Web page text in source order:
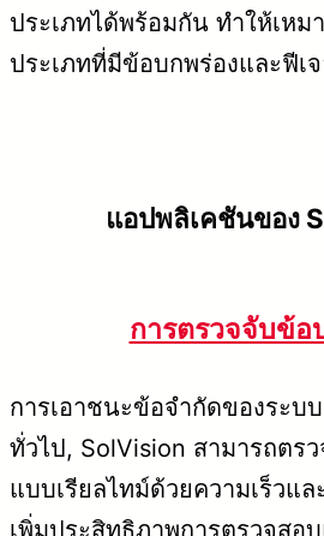
ประเภทได้พร้อมกัน ทำให้เหม
ประเภทที่มีข้อบกพร่องและฟีเ
แอปพลิเคชันของ
การตรวจจับข้อ
การเอาชนะข้อจำกัดของระบ
ทั่วไป, SolVision สามารถตร
แบบเรียลไทม์ด้วยความเร็วแ